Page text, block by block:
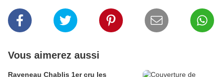
Vous aimerez aussi
Raveneau Chablis 1er cru les